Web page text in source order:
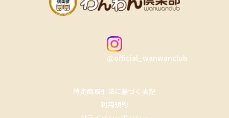
@official_wanwanclub
特定商取引法に基づく表記
利用規約